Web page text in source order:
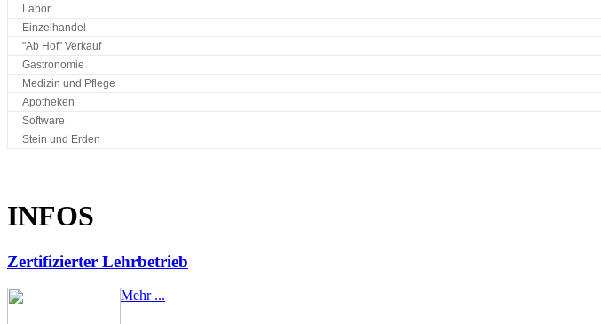
Labor
Einzelhandel
"Ab Hof" Verkauf
Gastronomie
Medizin und Pflege
Apotheken
Software
Stein und Erden
INFOS
Zertifizierter Lehrbetrieb
Mehr ...